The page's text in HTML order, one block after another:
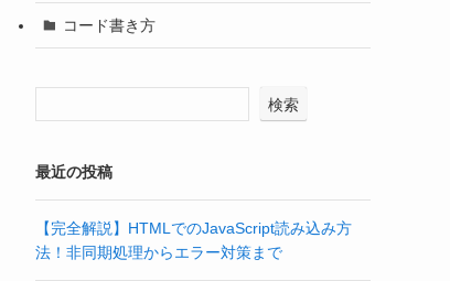
コード書き方
検索
最近の投稿
【完全解説】HTMLでのJavaScript読み込み方
法！非同期処理からエラー対策まで